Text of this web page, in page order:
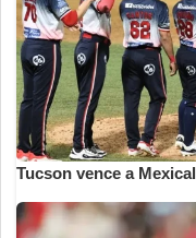
Tucson vence a